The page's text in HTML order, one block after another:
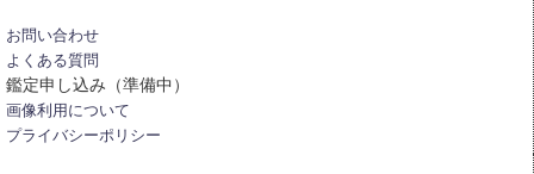
お問い合わせ
よくある質問
鑑定申し込み（準備中）
画像利用について
プライバシーポリシー